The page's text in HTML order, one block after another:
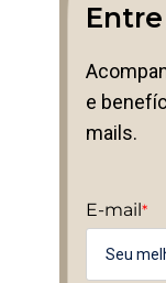
e
mails.
E-mail *